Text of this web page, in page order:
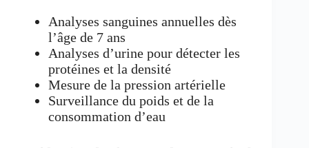
Analyses sanguines annuelles dès
l’âge de 7 ans
Analyses d’urine pour détecter les
protéines et la densité
Mesure de la pression artérielle
Surveillance du poids et de la
consommation d’eau